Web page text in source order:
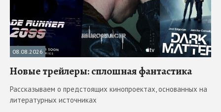
08.08.2026
Новые трейлеры: сплошная фантастика
Рассказываем о предстоящих кинопроектах, основанных на
литературных источниках